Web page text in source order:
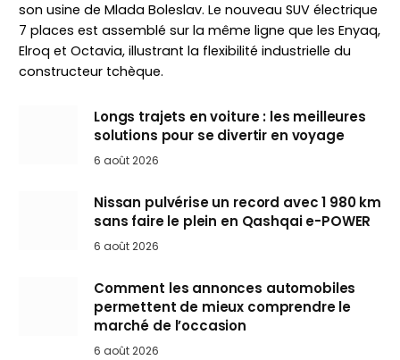
son usine de Mlada Boleslav. Le nouveau SUV électrique
7 places est assemblé sur la même ligne que les Enyaq,
Elroq et Octavia, illustrant la flexibilité industrielle du
constructeur tchèque.
Longs trajets en voiture : les meilleures
solutions pour se divertir en voyage
6 août 2026
Nissan pulvérise un record avec 1 980 km
sans faire le plein en Qashqai e-POWER
6 août 2026
Comment les annonces automobiles
permettent de mieux comprendre le
marché de l’occasion
6 août 2026